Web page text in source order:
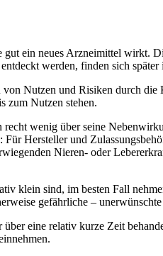
ein neues Arzneimittel wirkt.
werden, finden sich
Nutzen und Risiken durch
zum Nutzen stehen.
wenig über seine
Hersteller und
Nieren- oder
klein sind, im besten Fall
gefährliche –
eine relativ kurze Zeit